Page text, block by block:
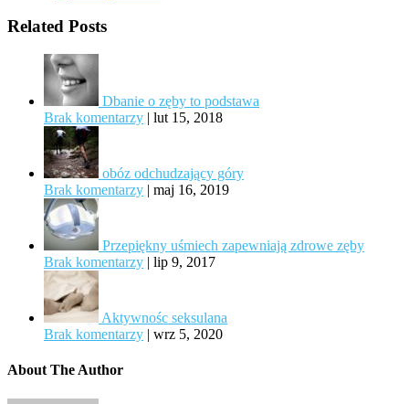
Related Posts
Dbanie o zęby to podstawa
Brak komentarzy | lut 15, 2018
obóz odchudzający góry
Brak komentarzy | maj 16, 2019
Przepiękny uśmiech zapewniają zdrowe zęby
Brak komentarzy | lip 9, 2017
Aktywnośc seksulana
Brak komentarzy | wrz 5, 2020
About The Author